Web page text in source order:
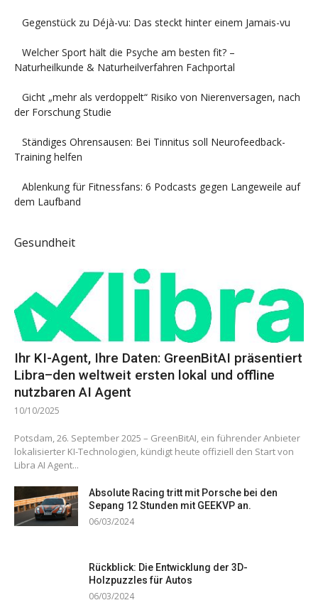
Gegenstück zu Déjà-vu: Das steckt hinter einem Jamais-vu
Welcher Sport hält die Psyche am besten fit? –
Naturheilkunde & Naturheilverfahren Fachportal
Gicht „mehr als verdoppelt“ Risiko von Nierenversagen, nach
der Forschung Studie
Ständiges Ohrensausen: Bei Tinnitus soll Neurofeedback-
Training helfen
Ablenkung für Fitnessfans: 6 Podcasts gegen Langeweile auf
dem Laufband
Gesundheit
Ihr KI-Agent, Ihre Daten: GreenBitAI präsentiert
Libra–den weltweit ersten lokal und offline
nutzbaren AI Agent
10/10/2025
Potsdam, 26. September 2025 – GreenBitAI, ein führender Anbieter
lokalisierter KI-Technologien, kündigt heute offiziell den Start von
Libra AI Agent...
Absolute Racing tritt mit Porsche bei den
Sepang 12 Stunden mit GEEKVP an.
06/03/2024
Rückblick: Die Entwicklung der 3D-
Holzpuzzles für Autos
06/03/2024